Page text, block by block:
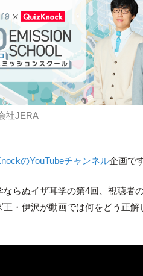
社JERA
のYouTubeチャンネル企画で
ならぬイザ耳学の第4回、視聴者
王・伊沢が動画では何をどう正